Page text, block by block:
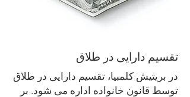
تقسیم دارایی در طلاق
در بریتیش کلمبیا، تقسیم دارایی در طلاق
توسط قانون خانواده اداره می شود. بر